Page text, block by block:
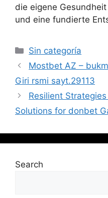
die eigene
und eine fundierte
Sin categoría
Mostbet AZ –
Giri rsmi sayt.29113
Resilient
Solutions for donbet
Search